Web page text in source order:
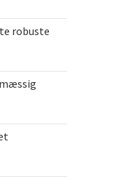
robuste